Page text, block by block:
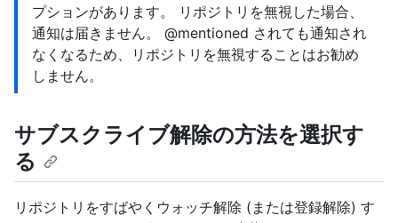
プションがあります。 リポジトリを無視した場合、
通知は届きません。 @mentioned されても通知され
なくなるため、リポジトリを無視することはお勧め
しません。
サブスクライブ解除の方法を選択す
る
リポジトリをすばやくウォッチ解除 (または登録解除) す